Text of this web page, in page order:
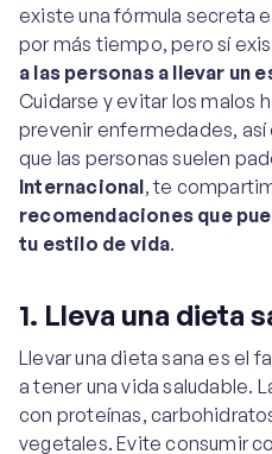
existe una fórmula secreta
por más tiempo, pero sí
a las personas a llevar un
Cuidarse y evitar los malos
prevenir enfermedades,
que las personas suelen
Internacional, te
recomendaciones que
tu estilo de vida.
1. Lleva una dieta
Llevar una dieta sana es el
a tener una vida saludable.
con proteínas,
vegetales. Evite consumir